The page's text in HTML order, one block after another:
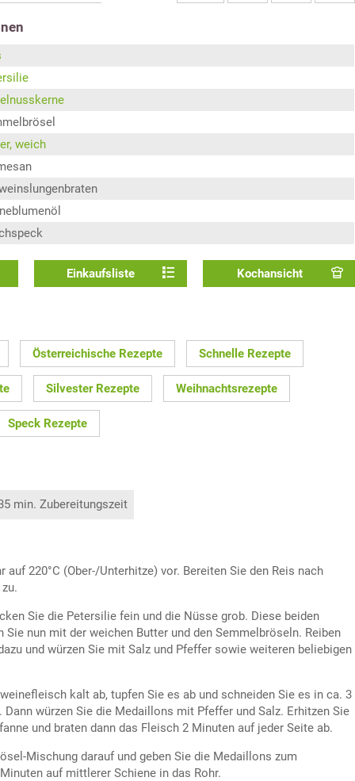
weich
Einkaufsliste Kochansicht
Österreichische Rezepte Schnelle Rezepte
Silvester Rezepte Weihnachtsrezepte
Speck Rezepte
min. Zubereitungszeit
auf 220°C (Ober-/Unterhitze) vor. Bereiten Sie den Reis nach
Sie die Petersilie fein und die Nüsse grob. Diese beiden
Sie nun mit der weichen Butter und den Semmelbröseln. Reiben
und würzen Sie mit Salz und Pfeffer sowie weiteren beliebigen
kalt ab, tupfen Sie es ab und schneiden Sie es in ca. 3
Dann würzen Sie die Medaillons mit Pfeffer und Salz. Erhitzen Sie
und braten dann das Fleisch 2 Minuten auf jeder Seite ab.
Mischung darauf und geben Sie die Medaillons zum
auf mittlerer Schiene in das Rohr.